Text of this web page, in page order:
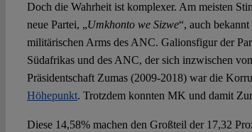
Doch die Wahrheit ist komplexer. Am meisten
neue Partei, „Umkhonto we Sizwe“, auch
militärischen Arms des ANC. Galionsfigur der
Südafrikas und des ANC, der sich inzwischen
Präsidentschaft Zumas (2009-2018) war die
Höhepunkt. Trotzdem konnten MK und damit
Diese 14,58% machen den Großteil der 17,32